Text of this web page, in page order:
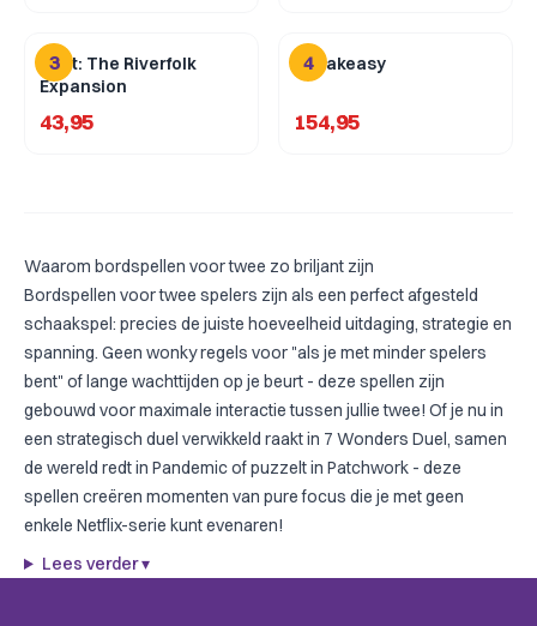
3
Root: The Riverfolk
Expansion
43,95
4
Speakeasy
154,95
Waarom bordspellen voor twee zo briljant zijn
Bordspellen voor twee spelers zijn als een perfect afgesteld
schaakspel: precies de juiste hoeveelheid uitdaging, strategie en
spanning. Geen wonky regels voor "als je met minder spelers
bent" of lange wachttijden op je beurt - deze spellen zijn
gebouwd voor maximale interactie tussen jullie twee! Of je nu in
een strategisch duel verwikkeld raakt in 7 Wonders Duel, samen
de wereld redt in Pandemicof puzzelt in Patchwork - deze
spellen creëren momenten van pure focus die je met geen
enkele Netflix-serie kunt evenaren!
Lees verder▾